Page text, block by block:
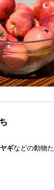
ギなどの動物